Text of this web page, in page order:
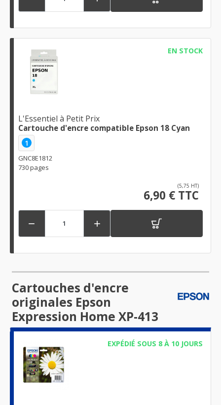
EN STOCK
L'Essentiel à Petit Prix
Cartouche d'encre compatible Epson 18 Cyan
1
GNC8E1812
730 pages
(5,75 HT)
6,90 € TTC
 
Cartouches d'encre
originales Epson
Expression Home XP-413
EXPÉDIÉ SOUS 8 À 10 JOURS